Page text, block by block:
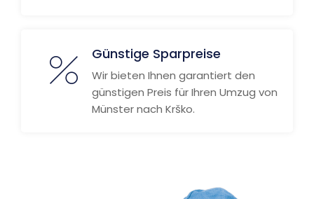
Günstige Sparpreise
Wir bieten Ihnen garantiert den
günstigen Preis für Ihren Umzug von
Münster nach Krško.